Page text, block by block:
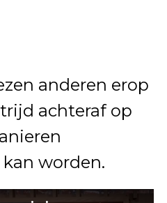
anderen erop
achteraf op
worden.